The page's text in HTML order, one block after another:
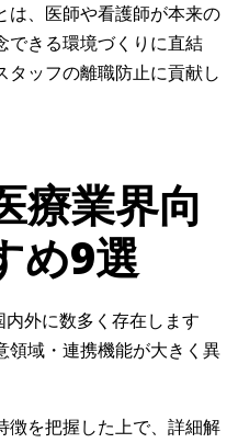
は、医師や看護師が本来の
できる環境づくりに直結
タッフの離職防止に貢献し
療業界向
め9選
外に数多く存在します
領域・連携機能が大きく異
徴を把握した上で、詳細解